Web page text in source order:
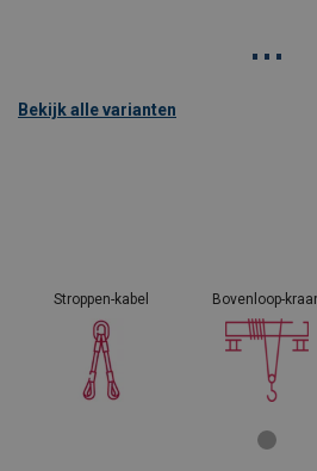
Bekijk alle varianten
Stroppen-kabel Bovenloop-